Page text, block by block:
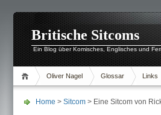
Britische Sitcoms
Ein Blog über Komisches, Englisches und
Oliver Nagel Glossar Links
Home > Sitcom > Eine Sitcom von